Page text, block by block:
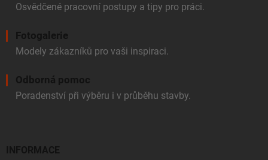
Osvědčené pracovní postupy a tipy pro práci.
Fotogalerie
Modely zákazníků pro vaši inspiraci.
Odborná pomoc
Poradenství při výběru i v průběhu stavby.
INFORMACE